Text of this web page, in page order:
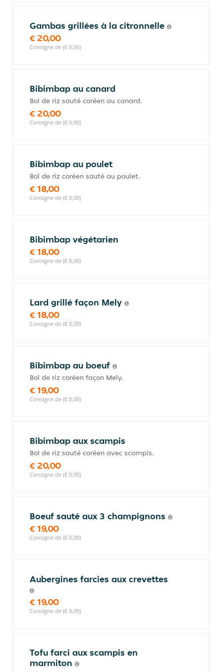
Gambas grillées à la citronnelle
€ 20,00
Consigne de (€ 0,00)
Bibimbap au canard
Bol de riz sauté coréen au canard.
€ 20,00
Consigne de (€ 0,00)
Bibimbap au poulet
Bol de riz coréen sauté au poulet.
€ 18,00
Consigne de (€ 0,00)
Bibimbap végétarien
€ 18,00
Consigne de (€ 0,00)
Lard grillé façon Mely
€ 18,00
Consigne de (€ 0,00)
Bibimbap au boeuf
Bol de riz coréen façon Mely.
€ 19,00
Consigne de (€ 0,00)
Bibimbap aux scampis
Bol de riz sauté coréen avec scampis.
€ 20,00
Consigne de (€ 0,00)
Boeuf sauté aux 3 champignons
€ 19,00
Consigne de (€ 0,00)
Aubergines farcies aux crevettes
€ 19,00
Consigne de (€ 0,00)
Tofu farci aux scampis en
marmiton